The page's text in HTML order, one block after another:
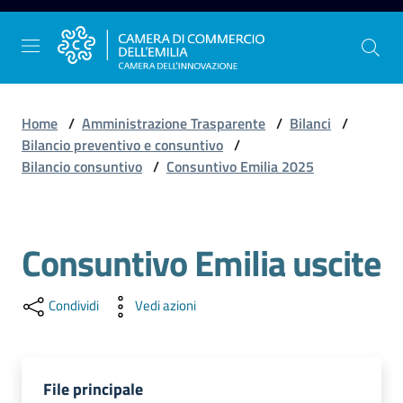
Vai al contenuto
Vai alla navigazione
Vai al footer
Gestire
l'impresa
Promuovere
Home / Amministrazione Trasparente / Bilanci /
Bilancio preventivo e consuntivo /
Bilancio consuntivo / Consuntivo Emilia 2025
Consuntivo Emilia uscite
Condividi Vedi azioni
File principale